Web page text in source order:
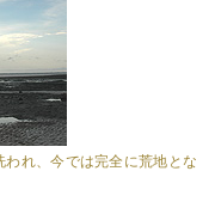
れ、今では完全に荒地とな